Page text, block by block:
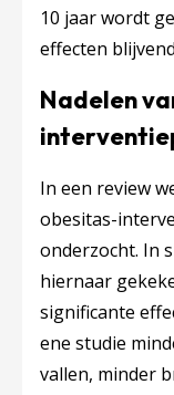
10 jaar wordt
effecten
Nadelen
In een review
obesitas-
onderzocht. In
hiernaar
significante
ene studie
vallen, minder